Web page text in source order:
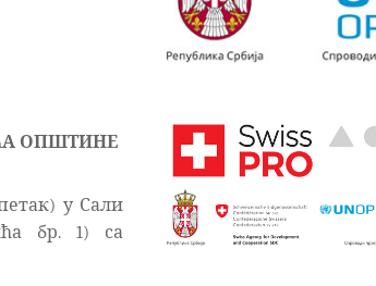
ОПШТИНЕ
у Сали
бр. 1) са